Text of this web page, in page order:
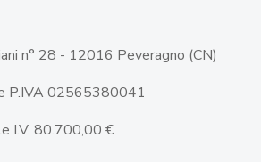
n° 28 - 12016 Peveragno (CN)
P.IVA 02565380041
I.V. 80.700,00 €